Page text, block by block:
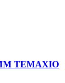
ΤΕΜΑΧΙΟ